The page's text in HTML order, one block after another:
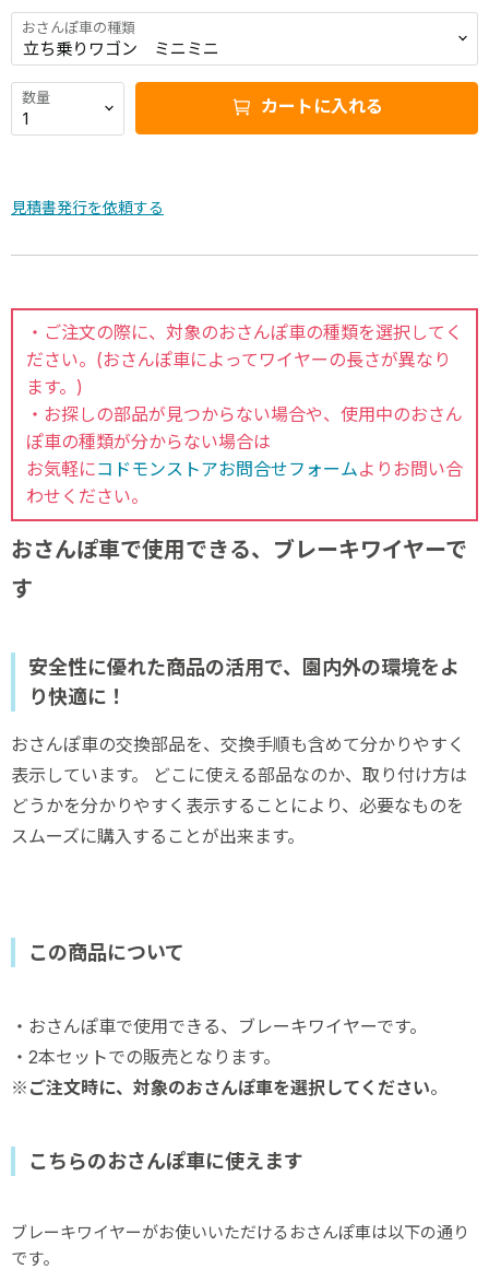
おさんぽ車の種類
数量 カートに入れる
見積書発行を依頼する
・ご注文の際に、対象のおさんぽ車の種類を選択してく
ださい。(おさんぽ車によってワイヤーの長さが異なり
ます。)
・お探しの部品が見つからない場合や、使用中のおさん
ぽ車の種類が分からない場合は
お気軽にコドモンストアお問合せフォームよりお問い合
わせください。
おさんぽ車で使用できる、ブレーキワイヤーで
す
安全性に優れた商品の活用で、園内外の環境をよ
り快適に！
おさんぽ車の交換部品を、交換手順も含めて分かりやすく
表示しています。 どこに使える部品なのか、取り付け方は
どうかを分かりやすく表示することにより、必要なものを
スムーズに購入することが出来ます。
この商品について
・おさんぽ車で使用できる、ブレーキワイヤーです。
・2本セットでの販売となります。
※ご注文時に、対象のおさんぽ車を選択してください。
こちらのおさんぽ車に使えます
ブレーキワイヤーがお使いいただけるおさんぽ車は以下の通り
です。